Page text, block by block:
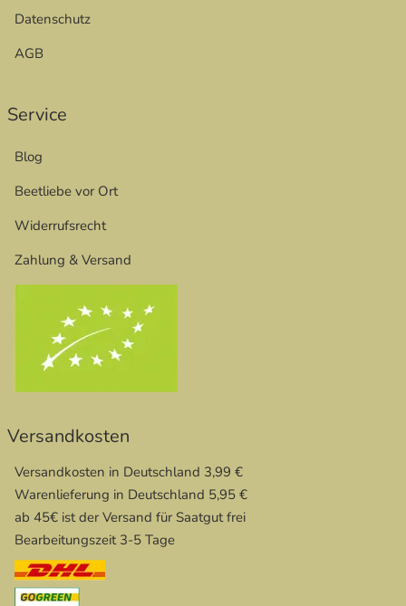
Datenschutz
AGB
Service
Blog
Beetliebe vor Ort
Widerrufsrecht
Zahlung & Versand
Versandkosten
Versandkosten in Deutschland 3,99 €
Warenlieferung in Deutschland 5,95 €
ab 45€ ist der Versand für Saatgut frei
Bearbeitungszeit 3-5 Tage